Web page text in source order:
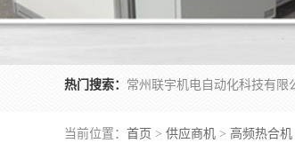
热门搜索：
当前位置： 首页 > 供应商机 > 高频热合机